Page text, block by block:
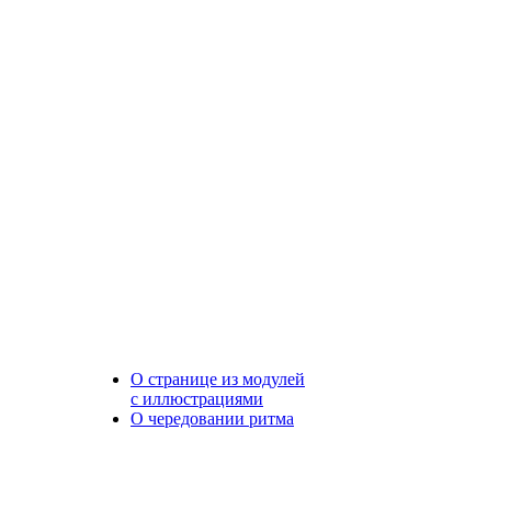
О странице из модулей
с иллюстрациями
О чередовании ритма